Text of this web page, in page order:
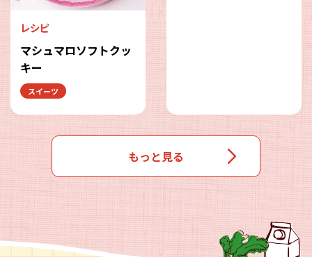
レシピ
マシュマロソフトクッ
キー
スイーツ
もっと見る